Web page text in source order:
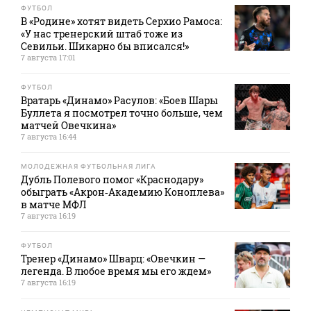
ФУТБОЛ
В «Родине» хотят видеть Серхио Рамоса:
«У нас тренерский штаб тоже из
Севильи. Шикарно бы вписался!»
7 августа 17:01
ФУТБОЛ
Вратарь «Динамо» Расулов: «Боев Шары
Буллета я посмотрел точно больше, чем
матчей Овечкина»
7 августа 16:44
МОЛОДЕЖНАЯ ФУТБОЛЬНАЯ ЛИГА
Дубль Полевого помог «Краснодару»
обыграть «Акрон‑Академию Коноплева»
в матче МФЛ
7 августа 16:19
ФУТБОЛ
Тренер «Динамо» Шварц: «Овечкин —
легенда. В любое время мы его ждем»
7 августа 16:19